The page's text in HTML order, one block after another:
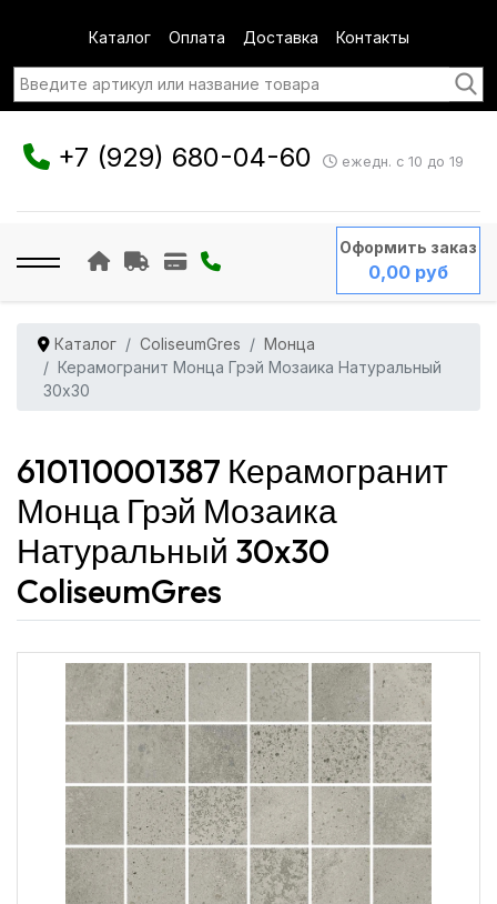
Каталог Оплата Доставка Контакты
+7 (929) 680-04-60 ежедн. с 10 до 19
Оформить заказ
0,00 руб
Каталог ColiseumGres
Монца
Керамогранит Монца Грэй Мозаика Натуральный
30x30
610110001387 Керамогранит
Монца Грэй Мозаика
Натуральный 30x30
ColiseumGres